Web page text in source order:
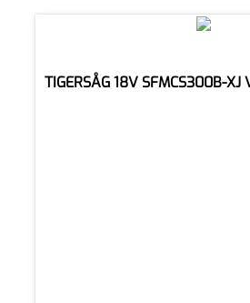
TIGERSÅG 18V SFMCS300B-XJ